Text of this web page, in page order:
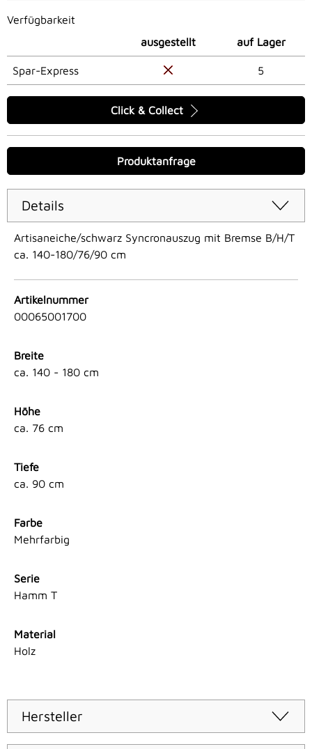
Verfügbarkeit
ausgestellt
auf Lager
Spar-Express 5
Click & Collect
Produktanfrage
Details
Artisaneiche/schwarz Syncronauszug mit Bremse B/H/T
ca. 140-180/76/90 cm
Artikelnummer
00065001700
Breite
ca. 140 - 180 cm
Höhe
ca. 76 cm
Tiefe
ca. 90 cm
Farbe
Mehrfarbig
Serie
Hamm T
Material
Holz
Hersteller